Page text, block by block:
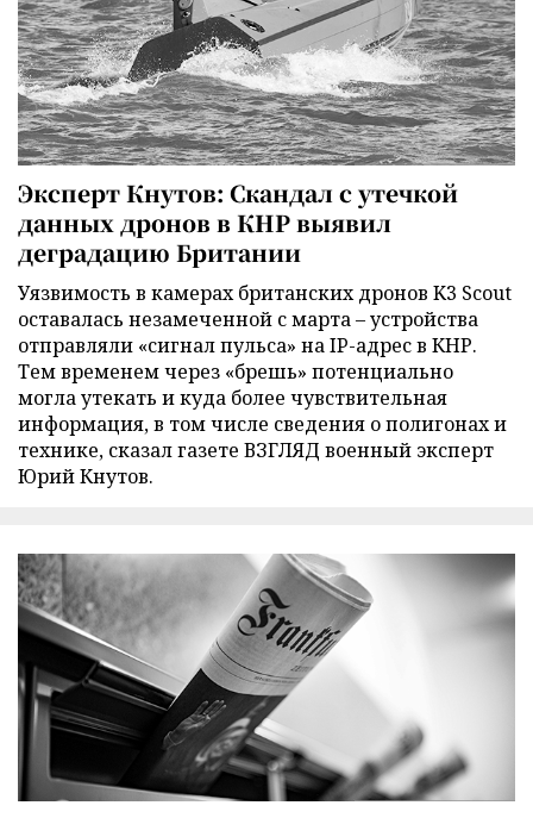
Эксперт Кнутов: Скандал с утечкой
данных дронов в КНР выявил
деградацию Британии
Уязвимость в камерах британских дронов K3 Scout
оставалась незамеченной с марта – устройства
отправляли «сигнал пульса» на IP-адрес в КНР.
Тем временем через «брешь» потенциально
могла утекать и куда более чувствительная
информация, в том числе сведения о полигонах и
технике, сказал газете ВЗГЛЯД военный эксперт
Юрий Кнутов.